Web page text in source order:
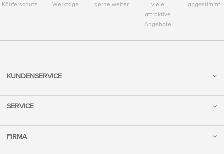
Käuferschutz
Werktage
gerne weiter
viele
attraktive
Angebote
abgestimmt
KUNDENSERVICE
SERVICE
FIRMA